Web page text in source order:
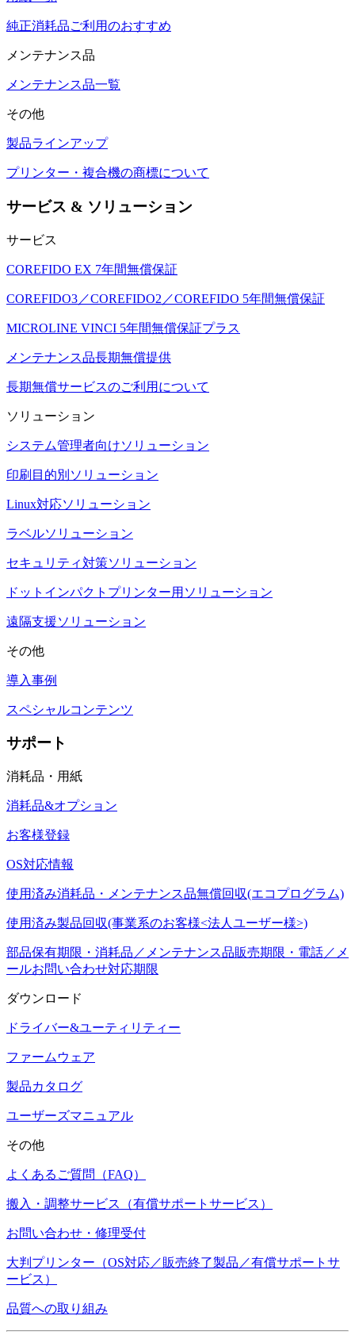
純正消耗品ご利用のおすすめ
メンテナンス品
メンテナンス品一覧
その他
製品ラインアップ
プリンター・複合機の商標について
サービス & ソリューション
サービス
COREFIDO EX 7年間無償保証
COREFIDO3／COREFIDO2／COREFIDO 5年間無償保証
MICROLINE VINCI 5年間無償保証プラス
メンテナンス品長期無償提供
長期無償サービスのご利用について
ソリューション
システム管理者向けソリューション
印刷目的別ソリューション
Linux対応ソリューション
ラベルソリューション
セキュリティ対策ソリューション
ドットインパクトプリンター用ソリューション
遠隔支援ソリューション
その他
導入事例
スペシャルコンテンツ
サポート
消耗品・用紙
消耗品&オプション
お客様登録
OS対応情報
使用済み消耗品・メンテナンス品無償回収(エコプログラム)
使用済み製品回収(事業系のお客様<法人ユーザー様>)
部品保有期限・消耗品／メンテナンス品販売期限・電話／メ
ールお問い合わせ対応期限
ダウンロード
ドライバー&ユーティリティー
ファームウェア
製品カタログ
ユーザーズマニュアル
その他
よくあるご質問（FAQ）
搬入・調整サービス（有償サポートサービス）
お問い合わせ・修理受付
大判プリンター（OS対応／販売終了製品／有償サポートサ
ービス）
品質への取り組み